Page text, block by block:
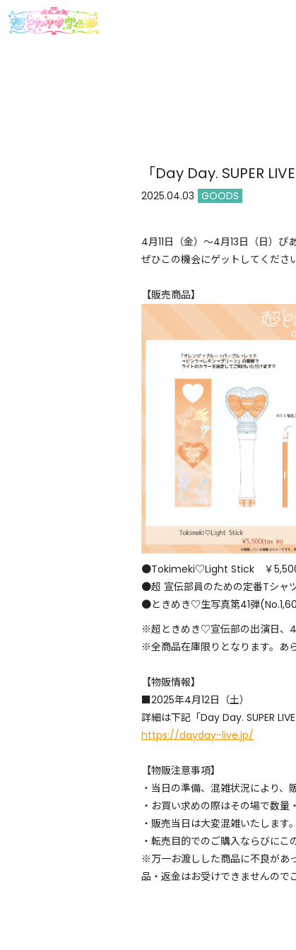
「Day Day. SUPER
2025.04.03 GOODS
4月11日（金）〜4月13日（日）
ぜひこの機会にゲットしてくださ
【販売商品】
●Tokimeki♡Light Stick ￥5,500
●超 宣伝部員のための定番Tシャ
●ときめき♡生写真第41弾
※超ときめき♡宣伝部の出演日、4
※全商品在庫限りとなります。あ
【物販情報】
■2025年4月12日（土）
詳細は下記「Day Day. SUPER
https://dayday-live.jp/
【物販注意事項】
・当日の準備、混雑状況により、
・お買い求めの際はその場で数量
・販売当日は大変混雑いたします
・転売目的でのご購入ならびにこ
※万一お渡しした商品に不良があ
品・返金はお受けできませんので